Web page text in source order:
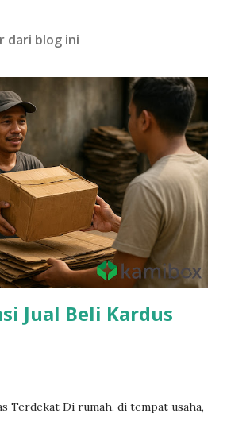
dari blog ini
Jual Beli Kardus
Terdekat Di rumah, di tempat usaha,